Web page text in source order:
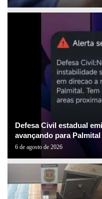
Defesa Civil estadual
avançando para
6 de agosto de 2026